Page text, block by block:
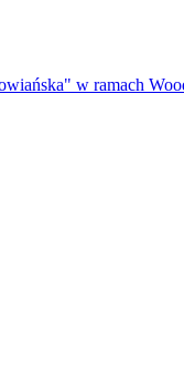
w ramach